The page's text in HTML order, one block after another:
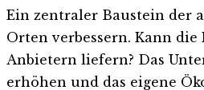
Ein zentraler Baustein der
Orten verbessern. Kann
Anbietern liefern? Das
erhöhen und das eigene